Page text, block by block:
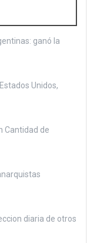
ganó la
Unidos,
Cantidad de
diaria de otros